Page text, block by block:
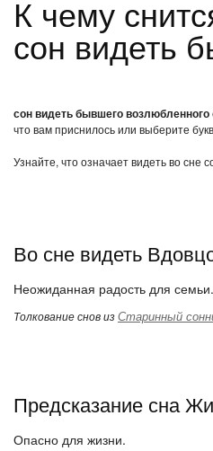
К чему снится сон видеть бывшего возлюбленного?
сон видеть
сон видеть бывшего возлюбленного
что вам приснилось или выберите
Узнайте, что означает видеть во сне
Во сне видеть
Неожиданная радость для семьи.
Толкование снов изСтаринный
Предсказание сна
Опасно для жизни.